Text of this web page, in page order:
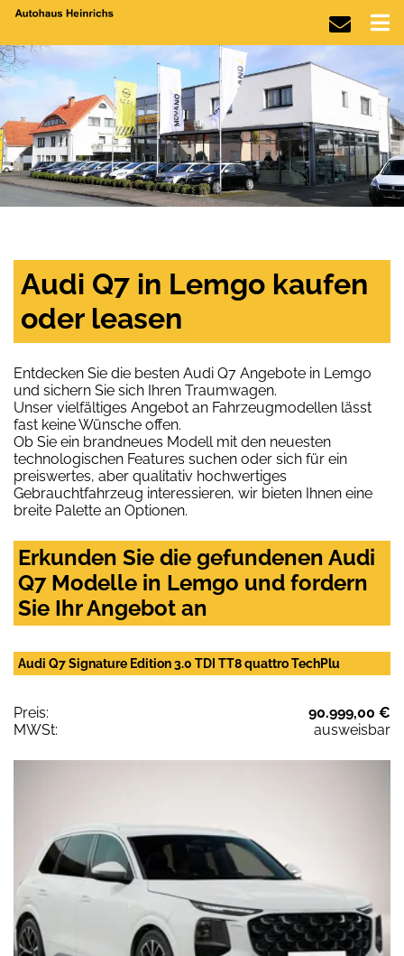
Audi Q7 in Lemgo kaufen
oder leasen
Entdecken Sie die besten Audi Q7 Angebote in Lemgo
und sichern Sie sich Ihren Traumwagen.
Unser vielfältiges Angebot an Fahrzeugmodellen lässt
fast keine Wünsche offen.
Ob Sie ein brandneues Modell mit den neuesten
technologischen Features suchen oder sich für ein
preiswertes, aber qualitativ hochwertiges
Gebrauchtfahrzeug interessieren, wir bieten Ihnen eine
breite Palette an Optionen.
Erkunden Sie die gefundenen Audi
Q7 Modelle in Lemgo und fordern
Sie Ihr Angebot an
Audi Q7 Signature Edition 3.0 TDI TT8 quattro TechPlu
Preis:
90.999,00 €
MWSt:
ausweisbar